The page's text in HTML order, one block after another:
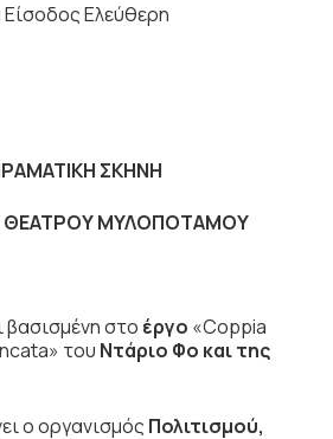
Ελεύθερη
ΣΚΗΝΗ
ΘΕΑΤΡΟΥ ΜΥΛΟΠΟΤΑΜΟΥ
στο έργο «Coppia
του Ντάριο Φο και της
ο οργανισμός Πολιτισμού,